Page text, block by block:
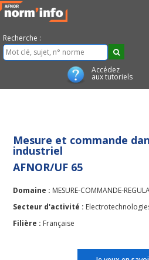
Recherche :
Accédez
aux tutoriels
Mesure et commande
industriel
AFNOR/UF 65
Domaine : MESURE-COMMANDE-
Secteur d'activité :
Filière : Française